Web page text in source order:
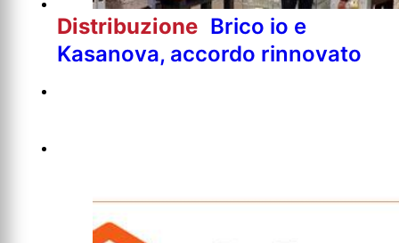
Distribuzione Brico io e
Kasanova, accordo rinnovato